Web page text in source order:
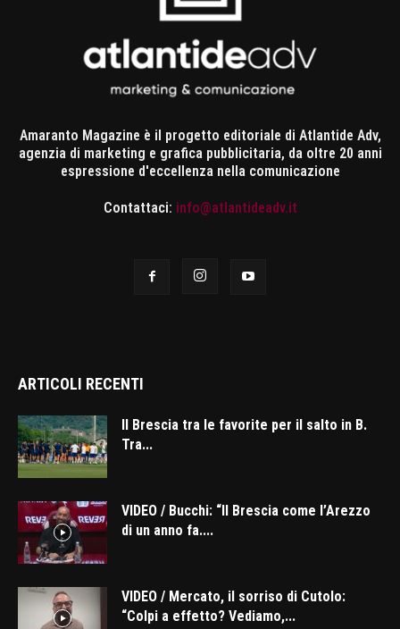
Amaranto Magazine è il progetto editoriale di Atlantide Adv,
agenzia di marketing e grafica pubblicitaria, da oltre 20 anni
espressione d'eccellenza nella comunicazione
Contattaci: info@atlantideadv.it
ARTICOLI RECENTI
Il Brescia tra le favorite per il salto in B.
Tra...
VIDEO / Bucchi: “Il Brescia come l’Arezzo
di un anno fa....
VIDEO / Mercato, il sorriso di Cutolo:
“Colpi a effetto? Vediamo,...